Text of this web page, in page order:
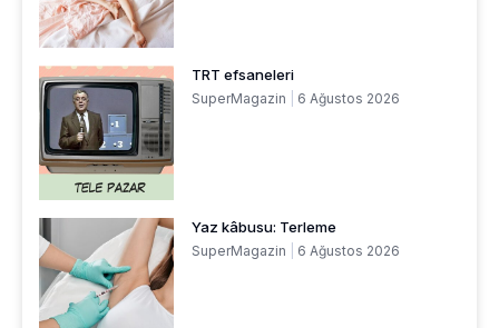
TRT efsaneleri
SuperMagazin 6 Ağustos 2026
Yaz kâbusu: Terleme
SuperMagazin 6 Ağustos 2026